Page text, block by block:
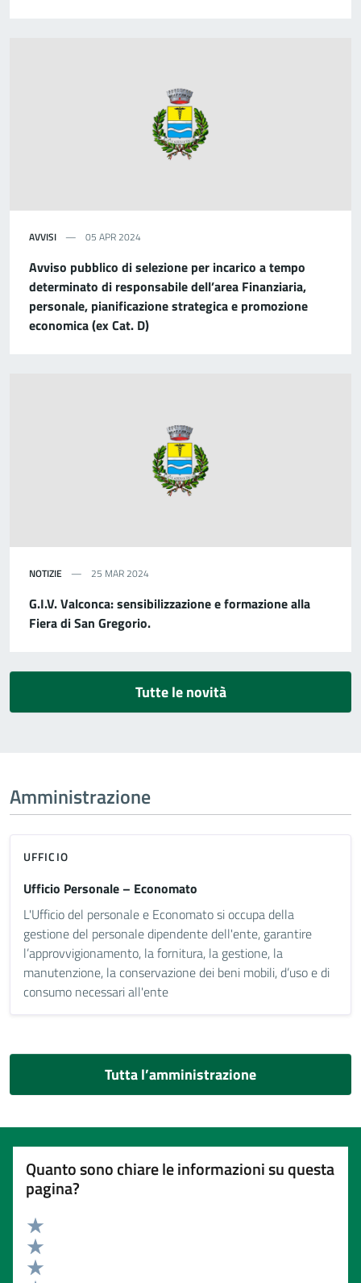
AVVISI 05 APR 2024
Avviso pubblico di selezione per incarico a tempo
determinato di responsabile dell’area Finanziaria,
personale, pianificazione strategica e promozione
economica (ex Cat. D)
NOTIZIE 25 MAR 2024
G.I.V. Valconca: sensibilizzazione e formazione alla
Fiera di San Gregorio.
Tutte le novità
Amministrazione
UFFICIO
Ufficio Personale – Economato
L'Ufficio del personale e Economato si occupa della
gestione del personale dipendente dell'ente, garantire
l’approvvigionamento, la fornitura, la gestione, la
manutenzione, la conservazione dei beni mobili, d’uso e di
consumo necessari all'ente
Tutta l’amministrazione
Quanto sono chiare le informazioni su questa
pagina?
Valuta 5 stelle su 5
Valuta 4 stelle su 5